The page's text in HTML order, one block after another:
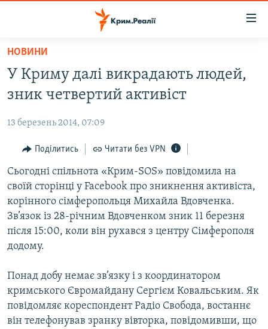
Перейти
основного
матеріалу
до
навігації
Перейти
до
пошуку
ВОДА.КРИМ
ПОЛІТИКА
БЛОГИ
ПОГЛЯД
ІНТЕРВ'Ю
ВСЕ ЗА ДЕНЬ
СПЕЦПРОЕКТИ
ВІДЕОУРОКИ «ELIFBE»
СВІДЧЕННЯ ОКУПАЦІЇ
УКРАЇНСЬКА ПРОБЛЕМА КРИМУ
Русский
Qırımtatar
НОВИНИ
У Криму далі викрадають людей,
зник четвертий активіст
13 березень 2014, 07:09
Поділитись Читати без VPN
Сьогодні спільнота «Крим-SOS» повідомила на
своїй сторінці у Facebook про зникнення активіста,
корінного сімферопольця Михайла Вдовченка.
Зв’язок із 28-річним Вдовченком зник 11 березня
після 15:00, коли він рухався з центру Сімферополя
додому.
Понад добу немає зв’язку і з координатором
кримського Євромайдану Сергієм Ковальським. Як
повідомляє кореспондент Радіо Свобода, востаннє
він телефонував зранку вівторка, повідомивши, що